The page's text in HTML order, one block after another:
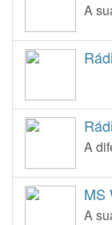
A
A
MS
A